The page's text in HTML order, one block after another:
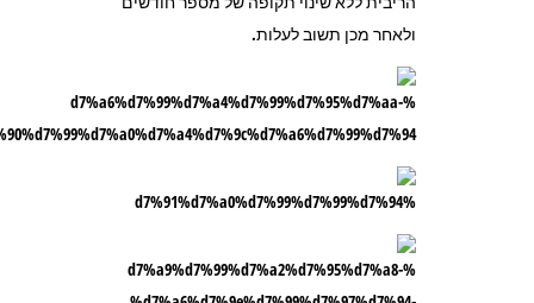
ולאחר מכן תשוב לעלות.